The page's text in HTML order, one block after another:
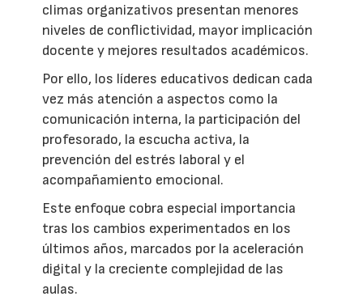
climas organizativos presentan menores
niveles de conflictividad, mayor implicación
docente y mejores resultados académicos.
Por ello, los líderes educativos dedican cada
vez más atención a aspectos como la
comunicación interna, la participación del
profesorado, la escucha activa, la
prevención del estrés laboral y el
acompañamiento emocional.
Este enfoque cobra especial importancia
tras los cambios experimentados en los
últimos años, marcados por la aceleración
digital y la creciente complejidad de las
aulas.